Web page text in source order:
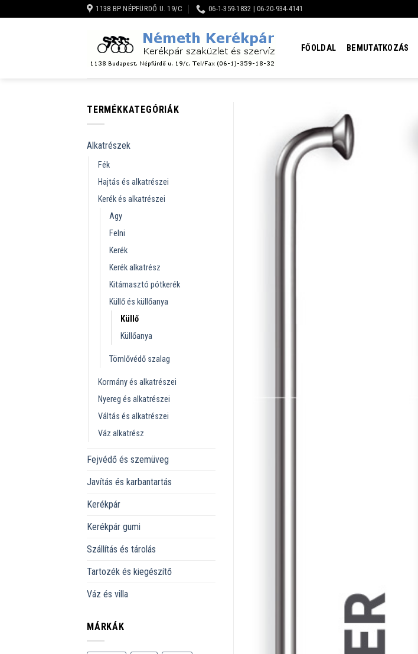
to
1138 BP NÉPFÜRDŐ U. 19/C 06-1-359-1832 | 06-20-934-4141
FŐOLDAL BEMUTATKOZÁS
TERMÉKKATEGÓRIÁK
Alkatrészek
Fék
Hajtás és alkatrészei
Kerék és alkatrészei
Agy
Felni
Kerék
Kerék alkatrész
Kitámasztó pótkerék
Küllő és küllőanya
Küllő
Küllőanya
Tömlővédő szalag
Kormány és alkatrészei
Nyereg és alkatrészei
Váltás és alkatrészei
Váz alkatrész
Fejvédő és szemüveg
Javítás és karbantartás
Kerékpár
Kerékpár gumi
Szállítás és tárolás
Tartozék és kiegészítő
Váz és villa
MÁRKÁK